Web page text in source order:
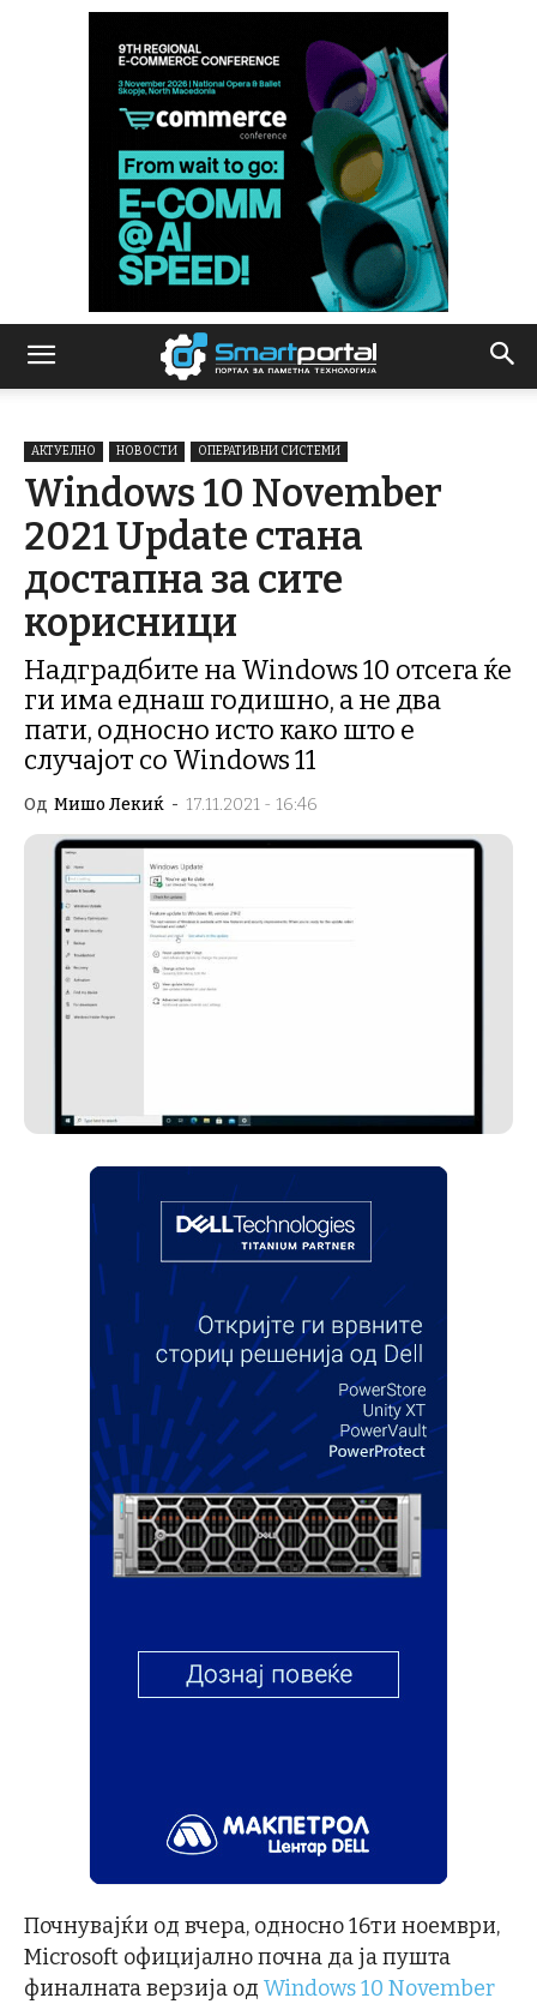
АКТУЕЛНО НОВОСТИ ОПЕРАТИВНИ СИСТЕМИ
Windows 10 November
2021 Update стана
достапна за сите
корисници
Надградбите на Windows 10 отсега ќе
ги има еднаш годишно, а не два
пати, односно исто како што е
случајот со Windows 11
Од Мишо Лекиќ - 17.11.2021 - 16:46
Почнувајќи од вчера, односно 16ти ноември,
Microsoft официјално почна да ја пушта
финалната верзија од Windows 10 November